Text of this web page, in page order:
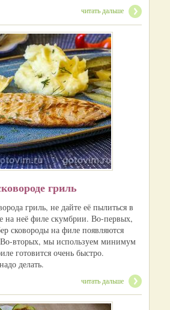
читать дальше
гриль
гриль, не дайте её пылиться в
на неё филе скумбрии. Во-первых,
сковороды на филе появляются
вторых, мы используем минимум
готовится очень быстро.
делать.
читать дальше